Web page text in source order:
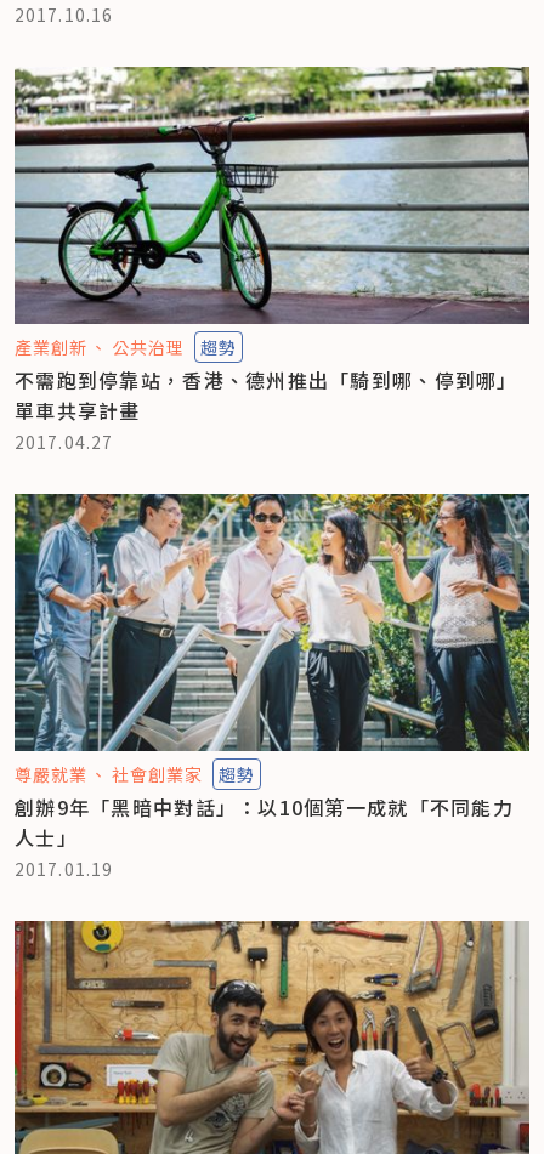
2017.10.16
產業創新 公共治理 趨勢
不需跑到停靠站，香港、德州推出「騎到哪、停到哪」
單車共享計畫
2017.04.27
尊嚴就業 社會創業家 趨勢
創辦9年「黑暗中對話」：以10個第一成就「不同能力
人士」
2017.01.19